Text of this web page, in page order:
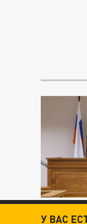
У ВАС